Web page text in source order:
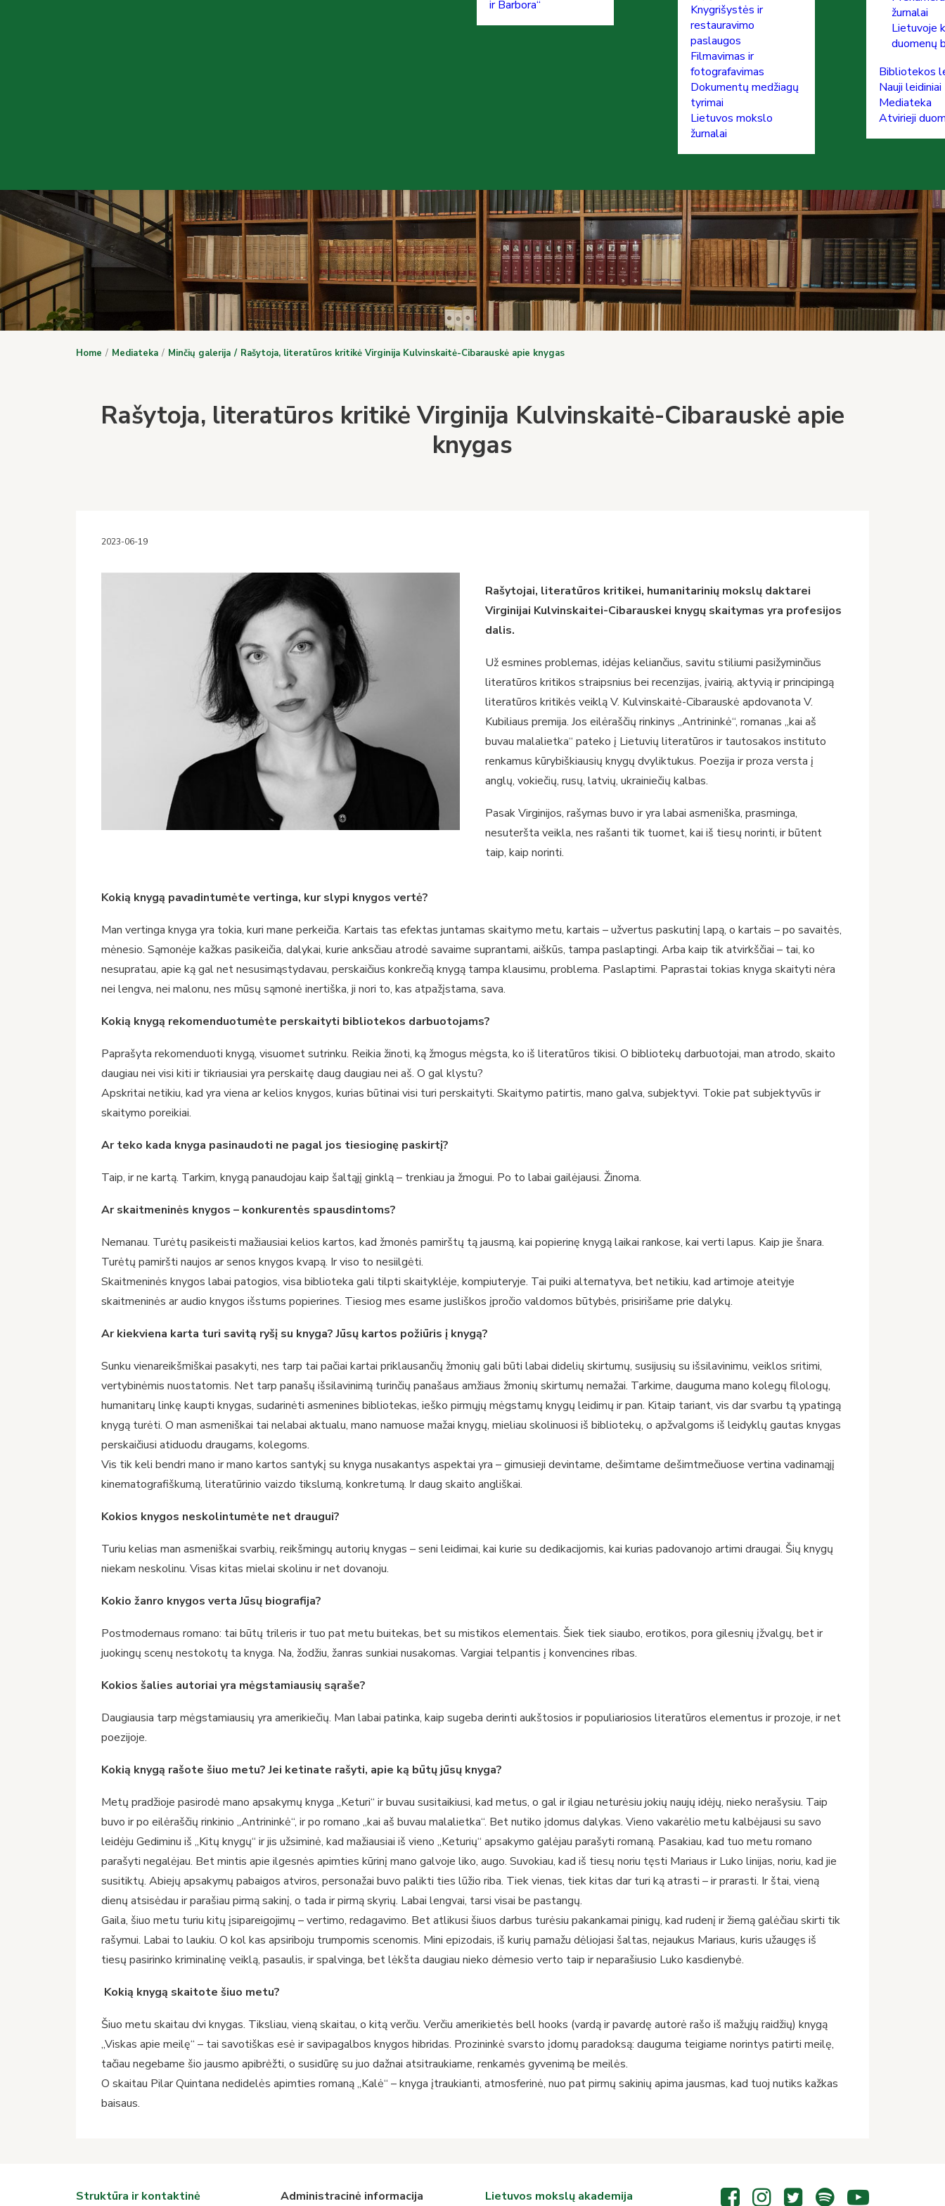
ir Barbora“
Knygrišystės ir
restauravimo
paslaugos
Filmavimas ir
fotografavimas
Dokumentų medžiagų
tyrimai
Lietuvos mokslo
žurnalai
žurnalai
Lietuvoje
duomenų
Bibliotekos
Nauji leidiniai
Mediateka
Atvirieji
Home Mediateka Minčių galerija Rašytoja, literatūros kritikė Virginija Kulvinskaitė-Cibarauskė apie knygas
Rašytoja, literatūros kritikė Virginija Kulvinskaitė-Cibarauskė apie
knygas
2023-06-19
Rašytojai, literatūros kritikei, humanitarinių mokslų daktarei
Virginijai Kulvinskaitei-Cibarauskei knygų skaitymas yra profesijos
dalis.
Už esmines problemas, idėjas keliančius, savitu stiliumi pasižyminčius
literatūros kritikos straipsnius bei recenzijas, įvairią, aktyvią ir principingą
literatūros kritikės veiklą V. Kulvinskaitė-Cibarauskė apdovanota V.
Kubiliaus premija. Jos eilėraščių rinkinys „Antrininkė“, romanas „kai aš
buvau malalietka“ pateko į Lietuvių literatūros ir tautosakos instituto
renkamus kūrybiškiausių knygų dvyliktukus. Poezija ir proza versta į
anglų, vokiečių, rusų, latvių, ukrainiečių kalbas.
Pasak Virginijos, rašymas buvo ir yra labai asmeniška, prasminga,
nesuteršta veikla, nes rašanti tik tuomet, kai iš tiesų norinti, ir būtent
taip, kaip norinti.
Kokią knygą pavadintumėte vertinga, kur slypi knygos vertė?
Man vertinga knyga yra tokia, kuri mane perkeičia. Kartais tas efektas juntamas skaitymo metu, kartais – užvertus paskutinį lapą, o kartais – po savaitės,
mėnesio. Sąmonėje kažkas pasikeičia, dalykai, kurie anksčiau atrodė savaime suprantami, aiškūs, tampa paslaptingi. Arba kaip tik atvirkščiai – tai, ko
nesupratau, apie ką gal net nesusimąstydavau, perskaičius konkrečią knygą tampa klausimu, problema. Paslaptimi. Paprastai tokias knyga skaityti nėra
nei lengva, nei malonu, nes mūsų sąmonė inertiška, ji nori to, kas atpažįstama, sava.
Kokią knygą rekomenduotumėte perskaityti bibliotekos darbuotojams?
Paprašyta rekomenduoti knygą, visuomet sutrinku. Reikia žinoti, ką žmogus mėgsta, ko iš literatūros tikisi. O bibliotekų darbuotojai, man atrodo, skaito
daugiau nei visi kiti ir tikriausiai yra perskaitę daug daugiau nei aš. O gal klystu?
Apskritai netikiu, kad yra viena ar kelios knygos, kurias būtinai visi turi perskaityti. Skaitymo patirtis, mano galva, subjektyvi. Tokie pat subjektyvūs ir
skaitymo poreikiai.
Ar teko kada knyga pasinaudoti ne pagal jos tiesioginę paskirtį?
Taip, ir ne kartą. Tarkim, knygą panaudojau kaip šaltąjį ginklą – trenkiau ja žmogui. Po to labai gailėjausi. Žinoma.
Ar skaitmeninės knygos – konkurentės spausdintoms?
Nemanau. Turėtų pasikeisti mažiausiai kelios kartos, kad žmonės pamirštų tą jausmą, kai popierinę knygą laikai rankose, kai verti lapus. Kaip jie šnara.
Turėtų pamiršti naujos ar senos knygos kvapą. Ir viso to nesiilgėti.
Skaitmeninės knygos labai patogios, visa biblioteka gali tilpti skaityklėje, kompiuteryje. Tai puiki alternatyva, bet netikiu, kad artimoje ateityje
skaitmeninės ar audio knygos išstums popierines. Tiesiog mes esame jusliškos įpročio valdomos būtybės, prisirišame prie dalykų.
Ar kiekviena karta turi savitą ryšį su knyga? Jūsų kartos požiūris į knygą?
Sunku vienareikšmiškai pasakyti, nes tarp tai pačiai kartai priklausančių žmonių gali būti labai didelių skirtumų, susijusių su išsilavinimu, veiklos sritimi,
vertybinėmis nuostatomis. Net tarp panašų išsilavinimą turinčių panašaus amžiaus žmonių skirtumų nemažai. Tarkime, dauguma mano kolegų filologų,
humanitarų linkę kaupti knygas, sudarinėti asmenines bibliotekas, ieško pirmųjų mėgstamų knygų leidimų ir pan. Kitaip tariant, vis dar svarbu tą ypatingą
knygą turėti. O man asmeniškai tai nelabai aktualu, mano namuose mažai knygų, mieliau skolinuosi iš bibliotekų, o apžvalgoms iš leidyklų gautas knygas
perskaičiusi atiduodu draugams, kolegoms.
Vis tik keli bendri mano ir mano kartos santykį su knyga nusakantys aspektai yra – gimusieji devintame, dešimtame dešimtmečiuose vertina vadinamąjį
kinematografiškumą, literatūrinio vaizdo tikslumą, konkretumą. Ir daug skaito angliškai.
Kokios knygos neskolintumėte net draugui?
Turiu kelias man asmeniškai svarbių, reikšmingų autorių knygas – seni leidimai, kai kurie su dedikacijomis, kai kurias padovanojo artimi draugai. Šių knygų
niekam neskolinu. Visas kitas mielai skolinu ir net dovanoju.
Kokio žanro knygos verta Jūsų biografija?
Postmodernaus romano: tai būtų trileris ir tuo pat metu buitekas, bet su mistikos elementais. Šiek tiek siaubo, erotikos, pora gilesnių įžvalgų, bet ir
juokingų scenų nestokotų ta knyga. Na, žodžiu, žanras sunkiai nusakomas. Vargiai telpantis į konvencines ribas.
Kokios šalies autoriai yra mėgstamiausių sąraše?
Daugiausia tarp mėgstamiausių yra amerikiečių. Man labai patinka, kaip sugeba derinti aukštosios ir populiariosios literatūros elementus ir prozoje, ir net
poezijoje.
Kokią knygą rašote šiuo metu? Jei ketinate rašyti, apie ką būtų jūsų knyga?
Metų pradžioje pasirodė mano apsakymų knyga „Keturi“ ir buvau susitaikiusi, kad metus, o gal ir ilgiau neturėsiu jokių naujų idėjų, nieko nerašysiu. Taip
buvo ir po eilėraščių rinkinio „Antrininkė“, ir po romano „kai aš buvau malalietka“. Bet nutiko įdomus dalykas. Vieno vakarėlio metu kalbėjausi su savo
leidėju Gediminu iš „Kitų knygų“ ir jis užsiminė, kad mažiausiai iš vieno „Keturių“ apsakymo galėjau parašyti romaną. Pasakiau, kad tuo metu romano
parašyti negalėjau. Bet mintis apie ilgesnės apimties kūrinį mano galvoje liko, augo. Suvokiau, kad iš tiesų noriu tęsti Mariaus ir Luko linijas, noriu, kad jie
susitiktų. Abiejų apsakymų pabaigos atviros, personažai buvo palikti ties lūžio riba. Tiek vienas, tiek kitas dar turi ką atrasti – ir prarasti. Ir štai, vieną
dienų atsisėdau ir parašiau pirmą sakinį, o tada ir pirmą skyrių. Labai lengvai, tarsi visai be pastangų.
Gaila, šiuo metu turiu kitų įsipareigojimų – vertimo, redagavimo. Bet atlikusi šiuos darbus turėsiu pakankamai pinigų, kad rudenį ir žiemą galėčiau skirti tik
rašymui. Labai to laukiu. O kol kas apsiriboju trumpomis scenomis. Mini epizodais, iš kurių pamažu dėliojasi šaltas, nejaukus Mariaus, kuris užaugęs iš
tiesų pasirinko kriminalinę veiklą, pasaulis, ir spalvinga, bet lėkšta daugiau nieko dėmesio verto taip ir neparašiusio Luko kasdienybė.
Kokią knygą skaitote šiuo metu?
Šiuo metu skaitau dvi knygas. Tiksliau, vieną skaitau, o kitą verčiu. Verčiu amerikietės bell hooks (vardą ir pavardę autorė rašo iš mažųjų raidžių) knygą
„Viskas apie meilę“ – tai savotiškas esė ir savipagalbos knygos hibridas. Prozininkė svarsto įdomų paradoksą: dauguma teigiame norintys patirti meilę,
tačiau negebame šio jausmo apibrėžti, o susidūrę su juo dažnai atsitraukiame, renkamės gyvenimą be meilės.
O skaitau Pilar Quintana nedidelės apimties romaną „Kalė“ – knyga įtraukianti, atmosferinė, nuo pat pirmų sakinių apima jausmas, kad tuoj nutiks kažkas
baisaus.
Struktūra ir kontaktinė Administracinė informacija Lietuvos mokslų akademija